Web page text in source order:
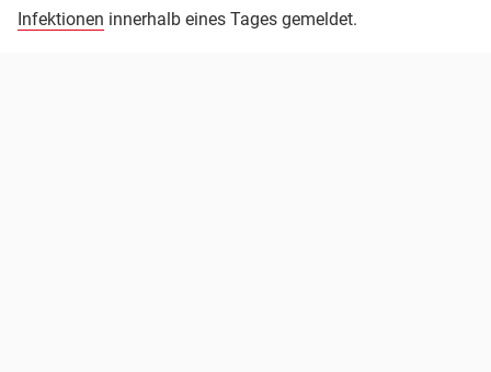
Infektionen innerhalb eines Tages gemeldet.